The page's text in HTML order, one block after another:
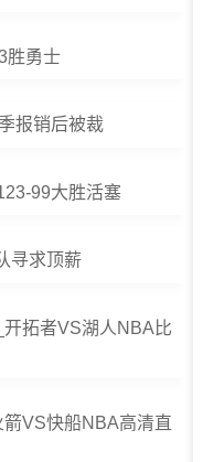
胜勇士
报销后被裁
99大胜活塞
寻求顶薪
拓者VS湖人NBA比
VS快船NBA高清直